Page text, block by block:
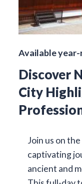
Available
Discover
City
Join us on
captivating
ancient and